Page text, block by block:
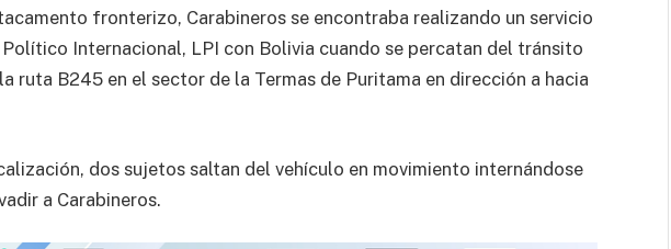
fronterizo, Carabineros se encontraba realizando un servicio
Internacional, LPI con Bolivia cuando se percatan del tránsito
ruta B245 en el sector de la Termas de Puritama en dirección a hacia
dos sujetos saltan del vehículo en movimiento internándose
a Carabineros.